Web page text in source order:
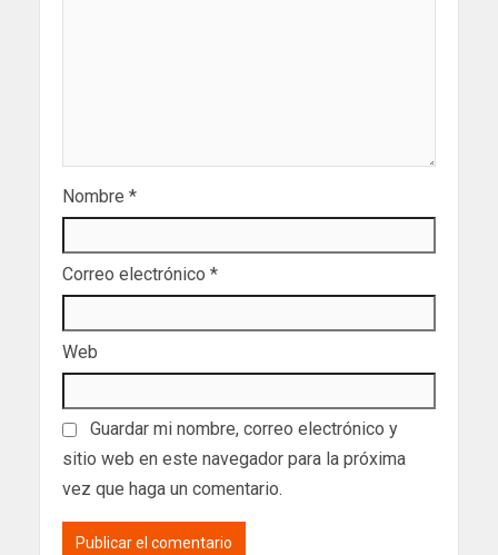
Nombre *
Correo electrónico *
Web
Guardar mi nombre, correo electrónico y
sitio web en este navegador para la próxima
vez que haga un comentario.